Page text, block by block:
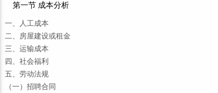
第一节 成本分析
一、人工成本
二、房屋建设或租金
三、运输成本
四、社会福利
五、劳动法规
（一）招聘合同